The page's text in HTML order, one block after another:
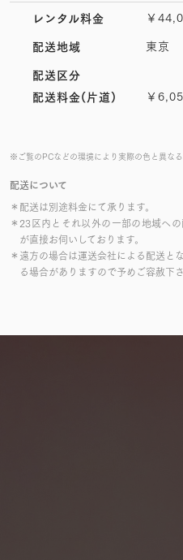
※ご覧のPCなどの環境により実際の色と異なる
配送について
＊配送は別途料金にて承ります。
＊23区内とそれ以外の一部の地域へ
が直接お伺いしております。
＊遠方の場合は運送会社による配送と
る場合がありますので予めご容赦下さ
レンタル料金 ￥
配送地域 東京
配送区分
配送料金(片道)
￥